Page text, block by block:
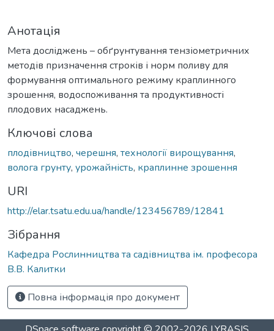
Анотація
Мета досліджень – обґрунтування тензіометричних
методів призначення строків і норм поливу для
формування оптимального режиму краплинного
зрошення, водоспоживання та продуктивності
плодових насаджень.
Ключові слова
плодівництво, черешня, технології вирощування,
волога грунту, урожайність, краплинне зрошення
URI
http://elar.tsatu.edu.ua/handle/123456789/12841
Зібрання
Кафедра Рослинництва та садівництва ім. професора
В.В. Калитки
Повна інформація про документ